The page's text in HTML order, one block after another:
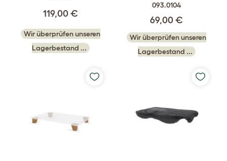
119,00 €
Wir überprüfen unseren
Lagerbestand ...
093.0104
69,00 €
Wir überprüfen unseren
Lagerbestand ...